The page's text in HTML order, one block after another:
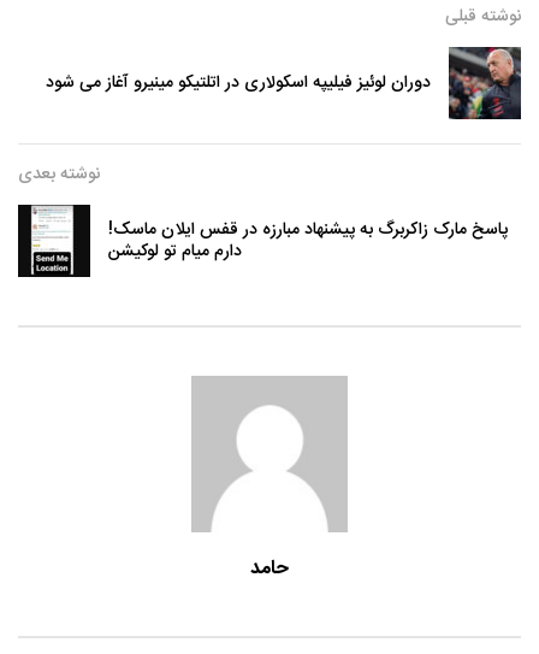
نوشته قبلی
دوران لوئیز فیلیپه اسکولاری در اتلتیکو مینیرو آغاز می شود
نوشته بعدی
پاسخ مارک زاکربرگ به پیشنهاد مبارزه در قفس ایلان ماسک!
دارم میام تو لوکیشن
حامد